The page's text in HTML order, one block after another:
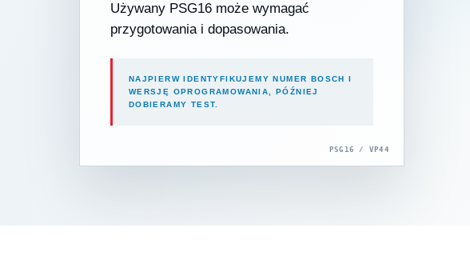
Używany PSG16 może wymagać
przygotowania i dopasowania.
NAJPIERW IDENTYFIKUJEMY NUMER BOSCH I
WERSJĘ OPROGRAMOWANIA, PÓŹNIEJ
DOBIERAMY TEST.